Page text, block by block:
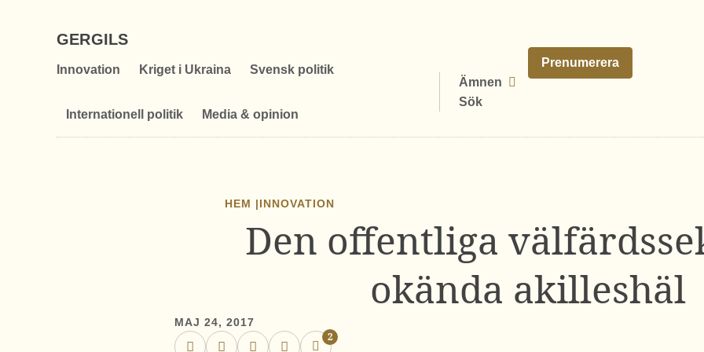
GERGILS
Innovation Kriget i Ukraina Svensk politik
Internationell politik Media & opinion
Ämnen
Sök
Prenumerera
HEM |INNOVATION
Den offentliga
okända akilleshäl
MAJ 24, 2017
2